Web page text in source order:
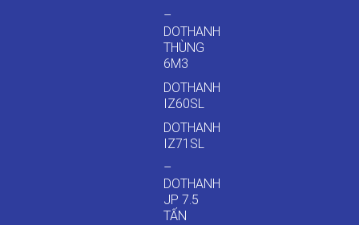
–
DOTHANH
THÙNG
6M3
DOTHANH
IZ60SL
DOTHANH
IZ71SL
–
DOTHANH
JP 7.5
TẤN